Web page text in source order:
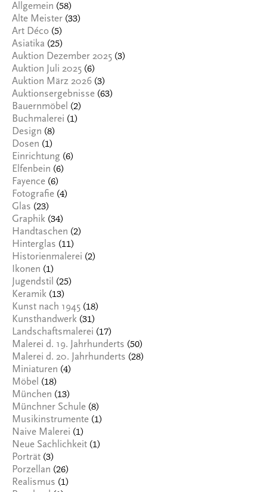
Allgemein (58)
Alte Meister (33)
Art Déco (5)
Asiatika (25)
Auktion Dezember 2025 (3)
Auktion Juli 2025 (6)
Auktion März 2026 (3)
Auktionsergebnisse (63)
Bauernmöbel (2)
Buchmalerei (1)
Design (8)
Dosen (1)
Einrichtung (6)
Elfenbein (6)
Fayence (6)
Fotografie (4)
Glas (23)
Graphik (34)
Handtaschen (2)
Hinterglas (11)
Historienmalerei (2)
Ikonen (1)
Jugendstil (25)
Keramik (13)
Kunst nach 1945 (18)
Kunsthandwerk (31)
Landschaftsmalerei (17)
Malerei d. 19. Jahrhunderts (50)
Malerei d. 20. Jahrhunderts (28)
Miniaturen (4)
Möbel (18)
München (13)
Münchner Schule (8)
Musikinstrumente (1)
Naive Malerei (1)
Neue Sachlichkeit (1)
Porträt (3)
Porzellan (26)
Realismus (1)